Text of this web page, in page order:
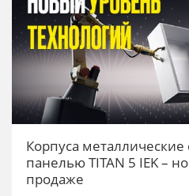
Корпуса
панелью TITAN 5 IEK –
продаже